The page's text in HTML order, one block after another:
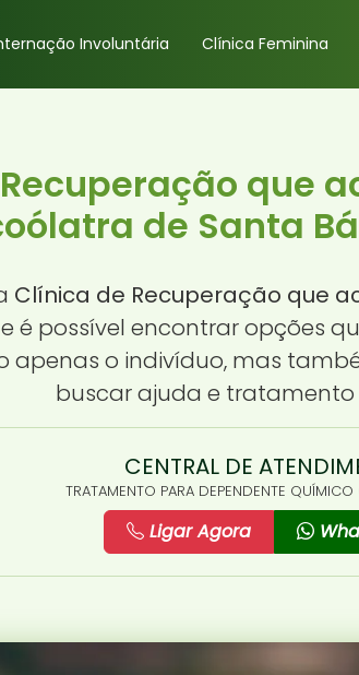
Involuntária Clínica Feminina
que
de Santa
Clínica de Recuperação que
é possível encontrar opções
o indivíduo, mas
buscar ajuda e
CENTRAL DE
TRATAMENTO PARA DEPENDENTE
Ligar Agora